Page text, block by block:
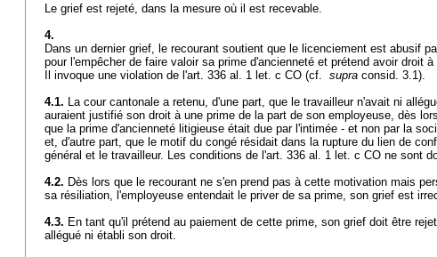
Le grief est rejeté, dans la mesure où il est recevable.
4.
Dans un dernier grief, le recourant soutient que le licenciement est abusif
pour l'empêcher de faire valoir sa prime d'ancienneté et prétend avoir droit
Il invoque une violation de l'art. 336 al. 1 let. c CO (cf. supra consid. 3.1).
4.1. La cour cantonale a retenu, d'une part, que le travailleur n'avait ni
auraient justifié son droit à une prime de la part de son employeuse, dès
que la prime d'ancienneté litigieuse était due par l'intimée - et non par la
et, d'autre part, que le motif du congé résidait dans la rupture du lien de
général et le travailleur. Les conditions de l'art. 336 al. 1 let. c CO ne sont
4.2. Dès lors que le recourant ne s'en prend pas à cette motivation mais
sa résiliation, l'employeuse entendait le priver de sa prime, son grief est
4.3. En tant qu'il prétend au paiement de cette prime, son grief doit être
allégué ni établi son droit.